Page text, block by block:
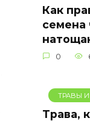
Как
семена
0
ТРАВЫ
Трава,